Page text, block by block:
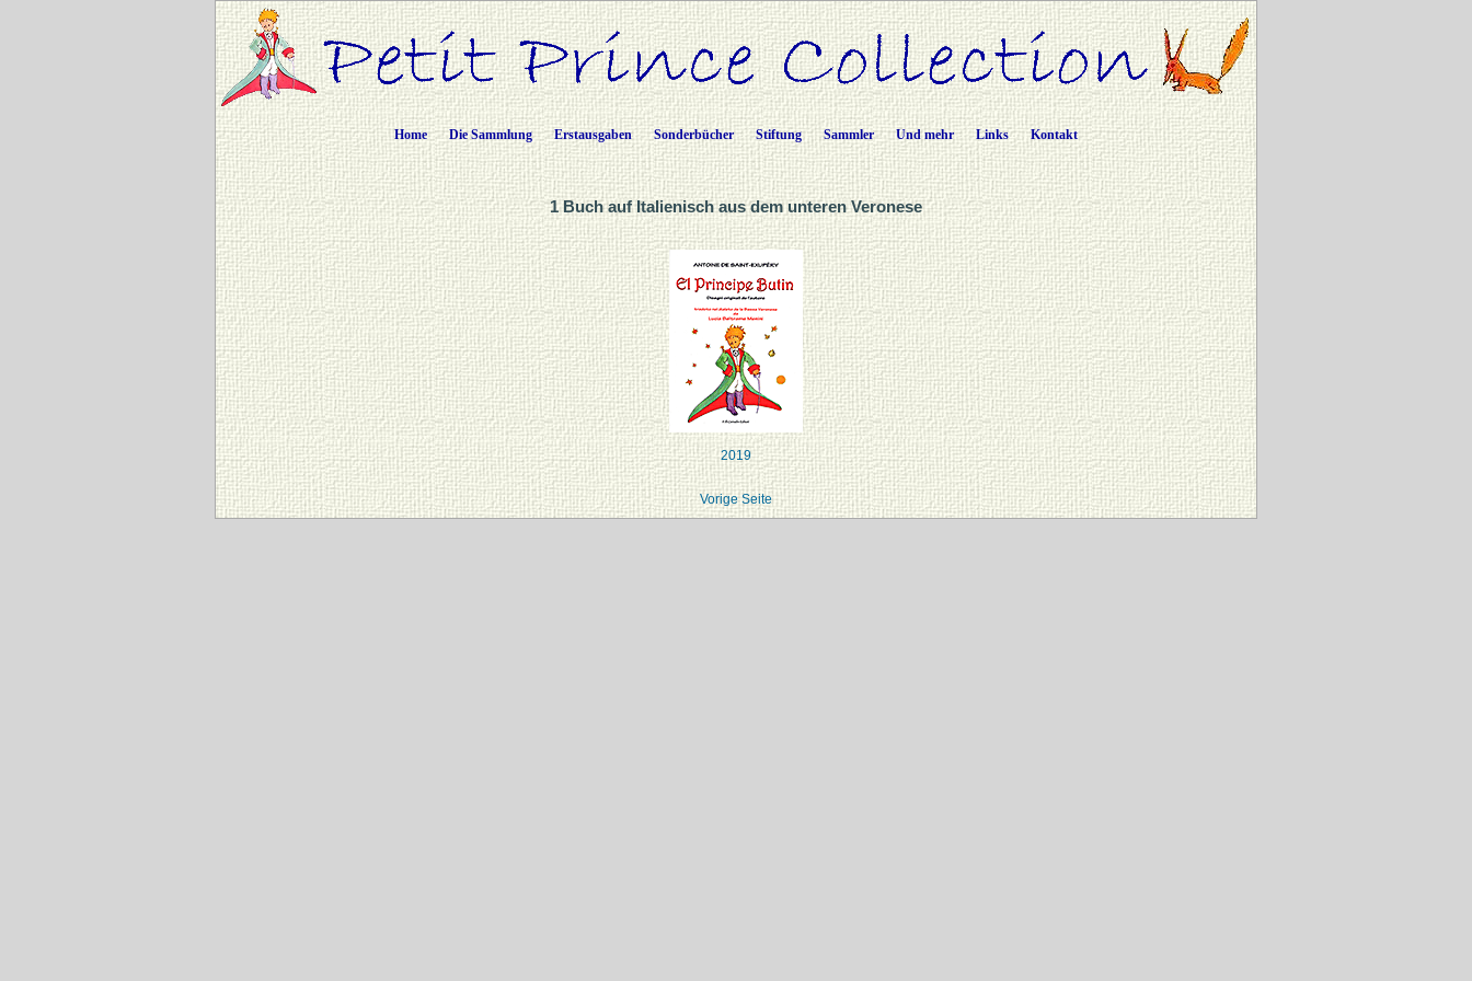
Home Die Sammlung Erstausgaben Sonderbücher Stiftung Sammler Und mehr Links Kontakt
1 Buch auf Italienisch aus dem unteren Veronese
2019
Vorige Seite